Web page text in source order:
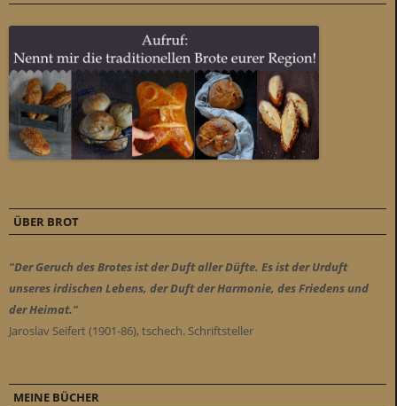
ÜBER BROT
"Der Geruch des Brotes ist der Duft aller Düfte. Es ist der Urduft
unseres irdischen Lebens, der Duft der Harmonie, des Friedens und
der Heimat."
Jaroslav Seifert (1901-86), tschech. Schriftsteller
MEINE BÜCHER